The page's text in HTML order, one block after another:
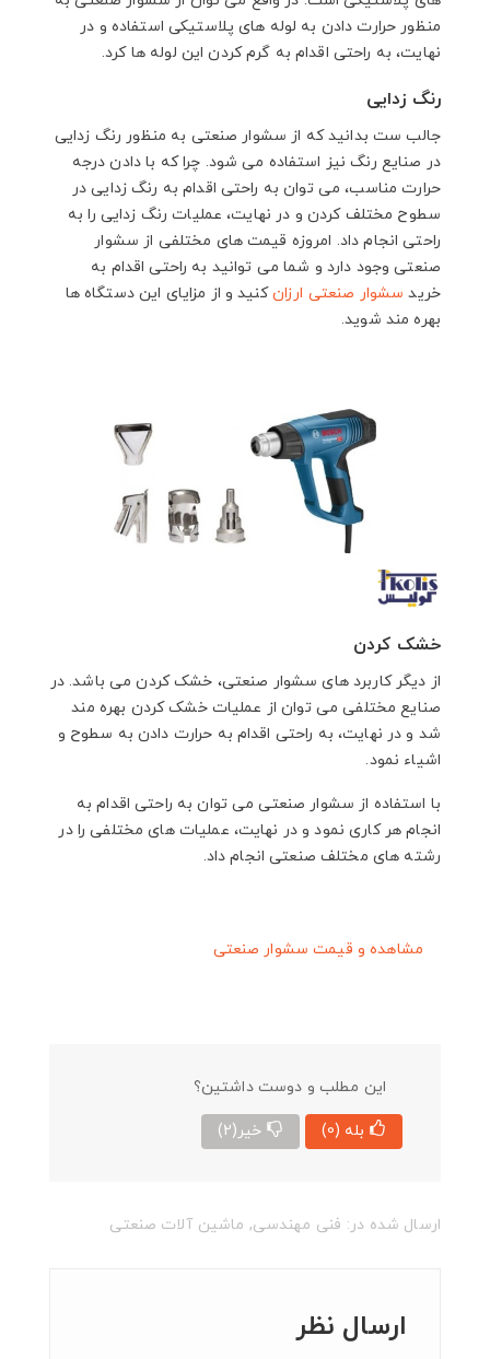
منظور حرارت دادن به لوله های پلاستیکی استفاده و در
نهایت، به راحتی اقدام به گرم کردن این لوله ها کرد.
رنگ زدایی
جالب ست بدانید که از سشوار صنعتی به منظور رنگ زدایی
در صنایع رنگ نیز استفاده می شود. چرا که با دادن درجه
حرارت مناسب، می توان به راحتی اقدام به رنگ زدایی در
سطوح مختلف کردن و در نهایت، عملیات رنگ زدایی را به
راحتی انجام داد. امروزه قیمت های مختلفی از سشوار
صنعتی وجود دارد و شما می توانید به راحتی اقدام به
خرید سشوار صنعتی ارزانکنید و از مزایای این دستگاه ها
بهره مند شوید.
خشک کردن
از دیگر کاربرد های سشوار صنعتی، خشک کردن می باشد. در
صنایع مختلفی می توان از عملیات خشک کردن بهره مند
شد و در نهایت، به راحتی اقدام به حرارت دادن به سطوح و
اشیاء نمود.
با استفاده از سشوار صنعتی می توان به راحتی اقدام به
انجام هر کاری نمود و در نهایت، عملیات های مختلفی را در
رشته های مختلف صنعتی انجام داد.
مشاهده و قیمت سشوار صنعتی
این مطلب و دوست داشتین؟
بله (0) خیر (2)
ارسال شده در: فنی مهندسی, ماشین آلات صنعتی
ارسال نظر